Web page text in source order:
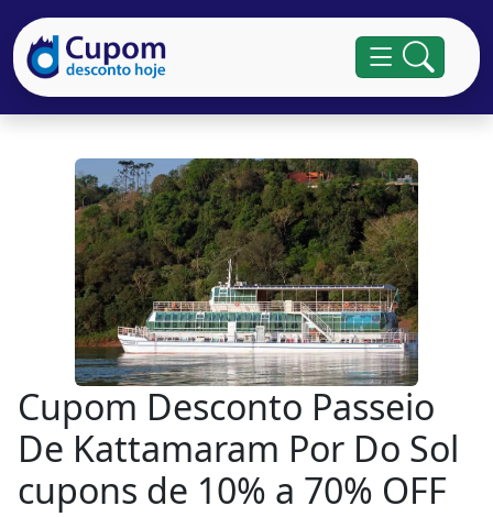
Cupom Desconto Passeio
De Kattamaram Por Do Sol
cupons de 10% a 70% OFF